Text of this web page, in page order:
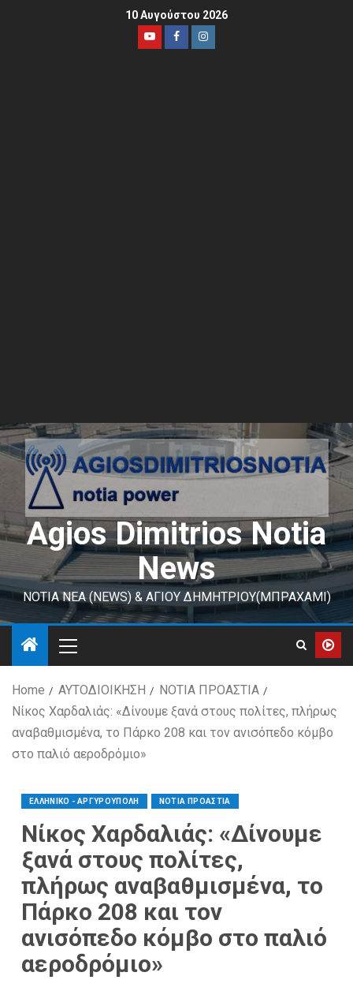
10 Αυγούστου 2026
Agios Dimitrios Notia
News
ΝΟΤΙΑ ΝΕΑ (NEWS) & ΑΓΙΟΥ ΔΗΜΗΤΡΙΟΥ(ΜΠΡΑΧΑΜΙ)
Home ΑΥΤΟΔΙΟΙΚΗΣΗ
ΝΟΤΙΑ ΠΡΟΑΣΤΙΑ
Νίκος Χαρδαλιάς: «Δίνουμε ξανά στους πολίτες, πλήρως
αναβαθμισμένα, το Πάρκο 208 και τον ανισόπεδο κόμβο
στο παλιό αεροδρόμιο»
ΕΛΛΗΝΙΚΌ - ΑΡΓΥΡΟΎΠΟΛΗ ΝΟΤΙΑ ΠΡΟΑΣΤΙΑ
Νίκος Χαρδαλιάς: «Δίνουμε
ξανά στους πολίτες,
πλήρως αναβαθμισμένα, το
Πάρκο 208 και τον
ανισόπεδο κόμβο στο παλιό
αεροδρόμιο»